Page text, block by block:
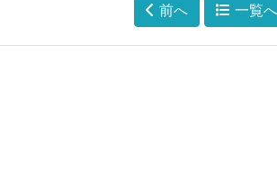
前へ 一覧へ